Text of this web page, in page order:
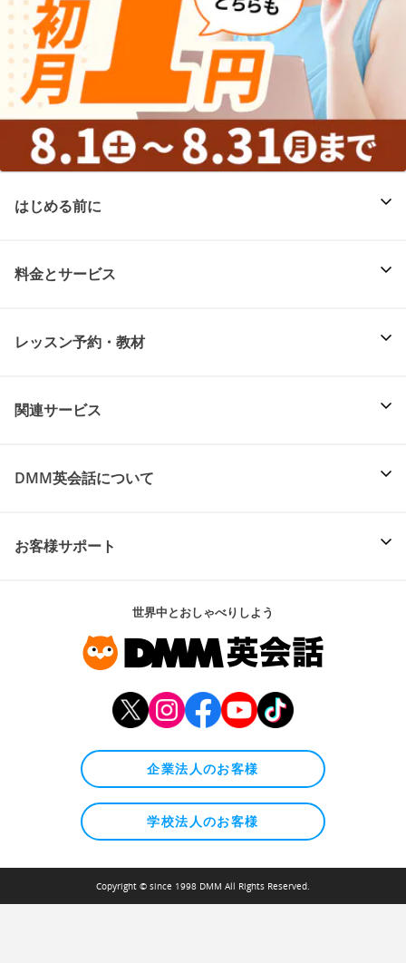
はじめる前に
料金とサービス
レッスン予約・教材
関連サービス
DMM英会話について
お客様サポート
世界中とおしゃべりしよう
企業法人のお客様
学校法人のお客様
Copyright © since 1998 DMM All Rights Reserved.